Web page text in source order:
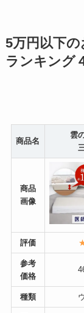
5万円以下
ランキング
商品名
雲
商品
画像
評価
参考
価格
種類